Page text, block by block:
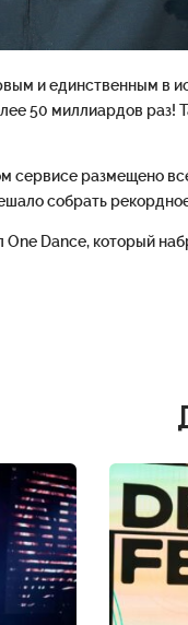
и единственным в
50 миллиардов раз!
сервисе размещено
собрать
Dance, который